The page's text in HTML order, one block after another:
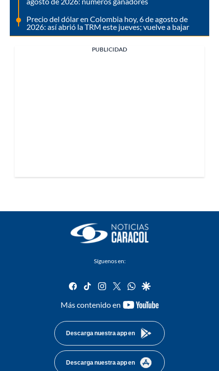
Precio del dólar en Colombia hoy, 6 de agosto de
2026: así abrió la TRM este jueves; vuelve a bajar
PUBLICIDAD
Síguenos en:
facebook
tiktok instagram
twitterwhatsapp
google
Más contenido en
youtube-
Descarga nuestra app en
Descarga nuestra app en